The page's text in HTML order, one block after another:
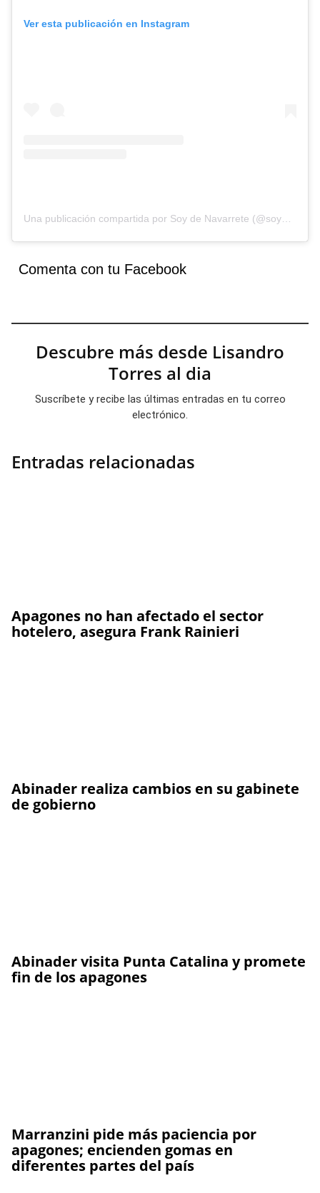
Ver esta publicación en Instagram
Comenta con tu Facebook
Descubre más desde Lisandro
Torres al dia
Suscríbete y recibe las últimas entradas en tu correo
electrónico.
Entradas relacionadas
Apagones no han afectado el sector
hotelero, asegura Frank Rainieri
Abinader realiza cambios en su gabinete
de gobierno
Abinader visita Punta Catalina y promete
fin de los apagones
Marranzini pide más paciencia por
apagones; encienden gomas en
diferentes partes del país